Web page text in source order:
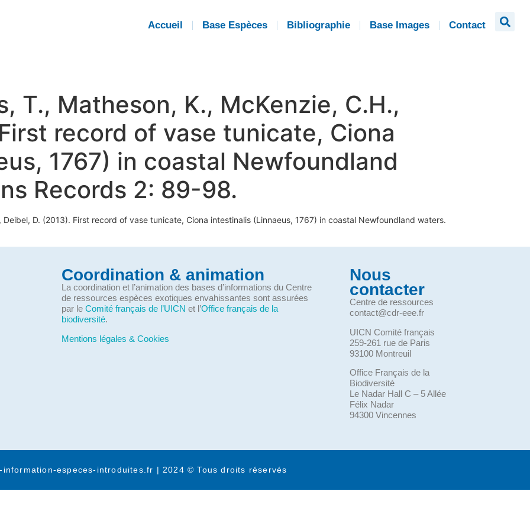
Accueil Base Espèces Bibliographie Base Images Contact
T., Matheson, K., McKenzie, C.H.,
record of vase tunicate, Ciona
1767) in coastal Newfoundland
Records 2: 89-98.
Deibel, D. (2013). First record of vase tunicate, Ciona intestinalis (Linnaeus, 1767) in coastal Newfoundland waters.
Coordination & animation
La coordination et l’animation des bases d’informations du Centre
de ressources espèces exotiques envahissantes sont assurées
par le Comité français de l’UICN et l’Office français de la
biodiversité.
Mentions légales & Cookies
Nous
contacter
Centre de ressources
contact@cdr-eee.fr
UICN Comité français
259-261 rue de Paris
93100 Montreuil
Office Français de la
Biodiversité
Le Nadar Hall C – 5 Allée
Félix Nadar
94300 Vincennes
information-especes-introduites.fr | 2024 © Tous droits réservés